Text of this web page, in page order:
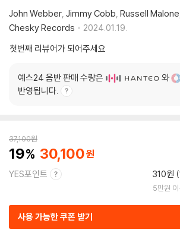
John Webber Jimmy Cobb Russell Malone
Chesky Records
2024.01.19.
첫번째 리뷰어가 되어주세요
예스24 음반 판매 수량은 와
반영됩니다.
37,100원
19 30,100
YES포인트 310원
5만원
사용 가능한 쿠폰 받기